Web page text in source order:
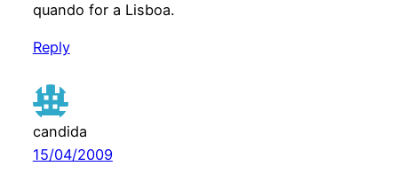
quando for a Lisboa.
Reply
candida
15/04/2009